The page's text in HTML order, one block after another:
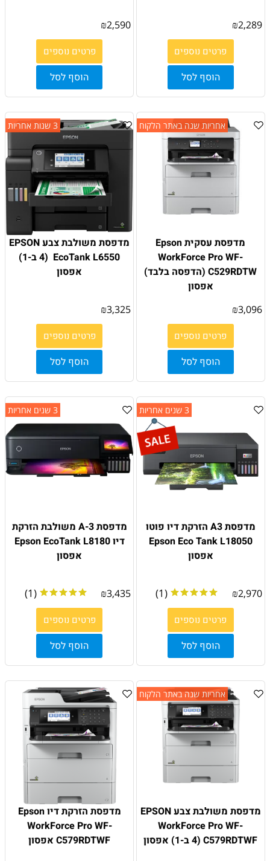
₪2,289
פרטים נוספים
הוסף לסל
₪2,590
פרטים נוספים
הוסף לסל
אחריות שנה באתר הלקוח
מדפסת עסקית Epson
WorkForce Pro WF-
C529RDTW (הדפסה בלבד)
אפסון
₪3,096
פרטים נוספים
הוסף לסל
3 שנות אחריות
מדפסת משולבת צבע EPSON
EcoTank L6550 ׁ (4 ב-1)
אפסון
₪3,325
פרטים נוספים
הוסף לסל
3 שנים אחריות
מדפסת A3 הזרקת דיו פוטו
Epson Eco Tank L18050
אפסון
₪2,970
(1)
פרטים נוספים
הוסף לסל
3 שנים אחריות
מדפסת 3-A משולבת הזרקת
דיו Epson EcoTank L8180
אפסון
₪3,435
(1)
פרטים נוספים
הוסף לסל
אחריות שנה באתר הלקוח
מדפסת משולבת צבע EPSON
WorkForce Pro WF-
C579RDTWF (4 ב-1) אפסון
מדפסת הזרקת דיו Epson
WorkForce Pro WF-
C579RDTWF אפסון